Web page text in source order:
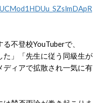
る不登校YouTuberで、
た」「先生に従う同級生が
ディアで拡散され一気に有